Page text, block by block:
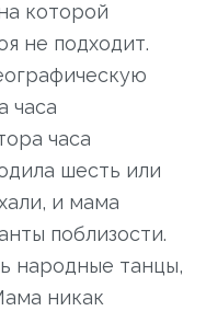
которой
не подходит.
часа
часа
шесть или
и мама
поблизости.
народные танцы,
никак